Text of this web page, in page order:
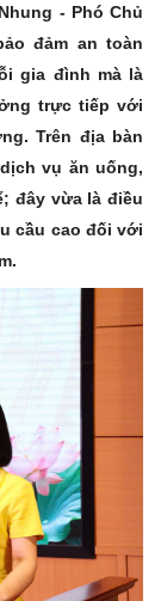
- Phó Chủ
đảm an toàn
gia đình mà là
trực tiếp với
Trên địa bàn
vụ ăn uống,
đây vừa là điều
cầu cao đối với